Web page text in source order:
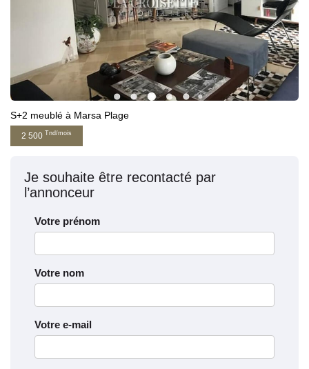
S+2 meublé à Marsa Plage
2 500 Tnd/mois
Je souhaite être recontacté par
l’annonceur
Votre prénom
Votre nom
Votre e-mail